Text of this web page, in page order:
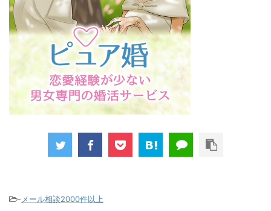
- メール相談2000件以上